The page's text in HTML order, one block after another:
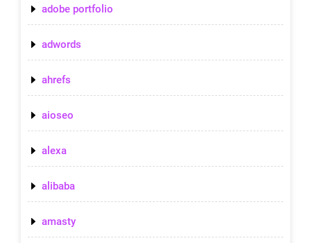
adobe portfolio
adwords
ahrefs
aioseo
alexa
alibaba
amasty